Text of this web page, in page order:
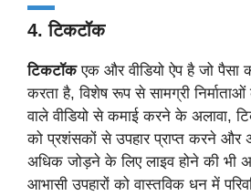
4. टिकटॉक
टिकटॉकएक और वीडियो ऐप है जो पैसा
करता है, विशेष रूप से सामग्री
वाले वीडियो से कमाई करने के अलावा,
को प्रशंसकों से उपहार प्राप्त करने और
अधिक जोड़ने के लिए लाइव होने की भी
आभासी उपहारों को वास्तविक धन में